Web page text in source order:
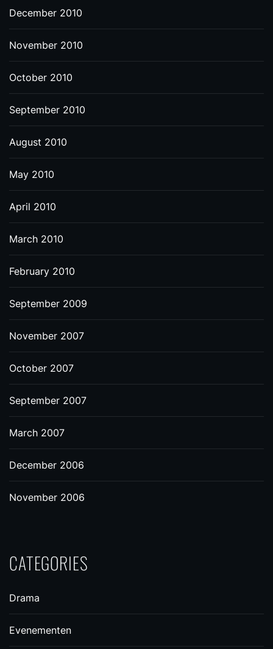
December 2010
November 2010
October 2010
September 2010
August 2010
May 2010
April 2010
March 2010
February 2010
September 2009
November 2007
October 2007
September 2007
March 2007
December 2006
November 2006
CATEGORIES
Drama
Evenementen